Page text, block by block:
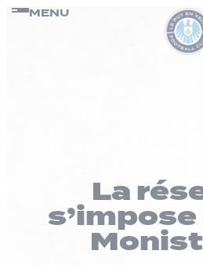
Passer
MENU
La
s’impose
Panneau de gestion des